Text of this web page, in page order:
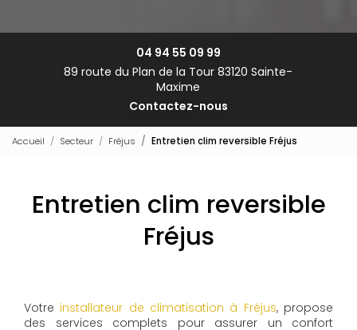
04 94 55 09 99
89 route du Plan de la Tour 83120 Sainte-
Maxime
Contactez-nous
Accueil Secteur Fréjus Entretien clim reversible Fréjus
Entretien clim reversible
Fréjus
Votre installateur de climatisation à Fréjus, propose
des services complets pour assurer un confort